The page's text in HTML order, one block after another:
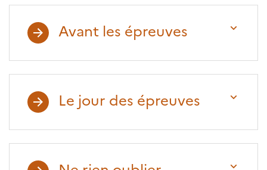
Avant les épreuves
Le jour des épreuves